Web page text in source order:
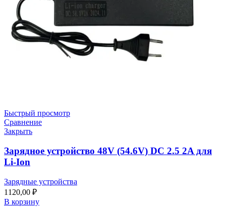
Быстрый просмотр
Сравнение
Закрыть
Зарядное устройство 48V (54.6V) DC 2.5 2A для
Li-Ion
Зарядные устройства
1120,00 ₽
В корзину